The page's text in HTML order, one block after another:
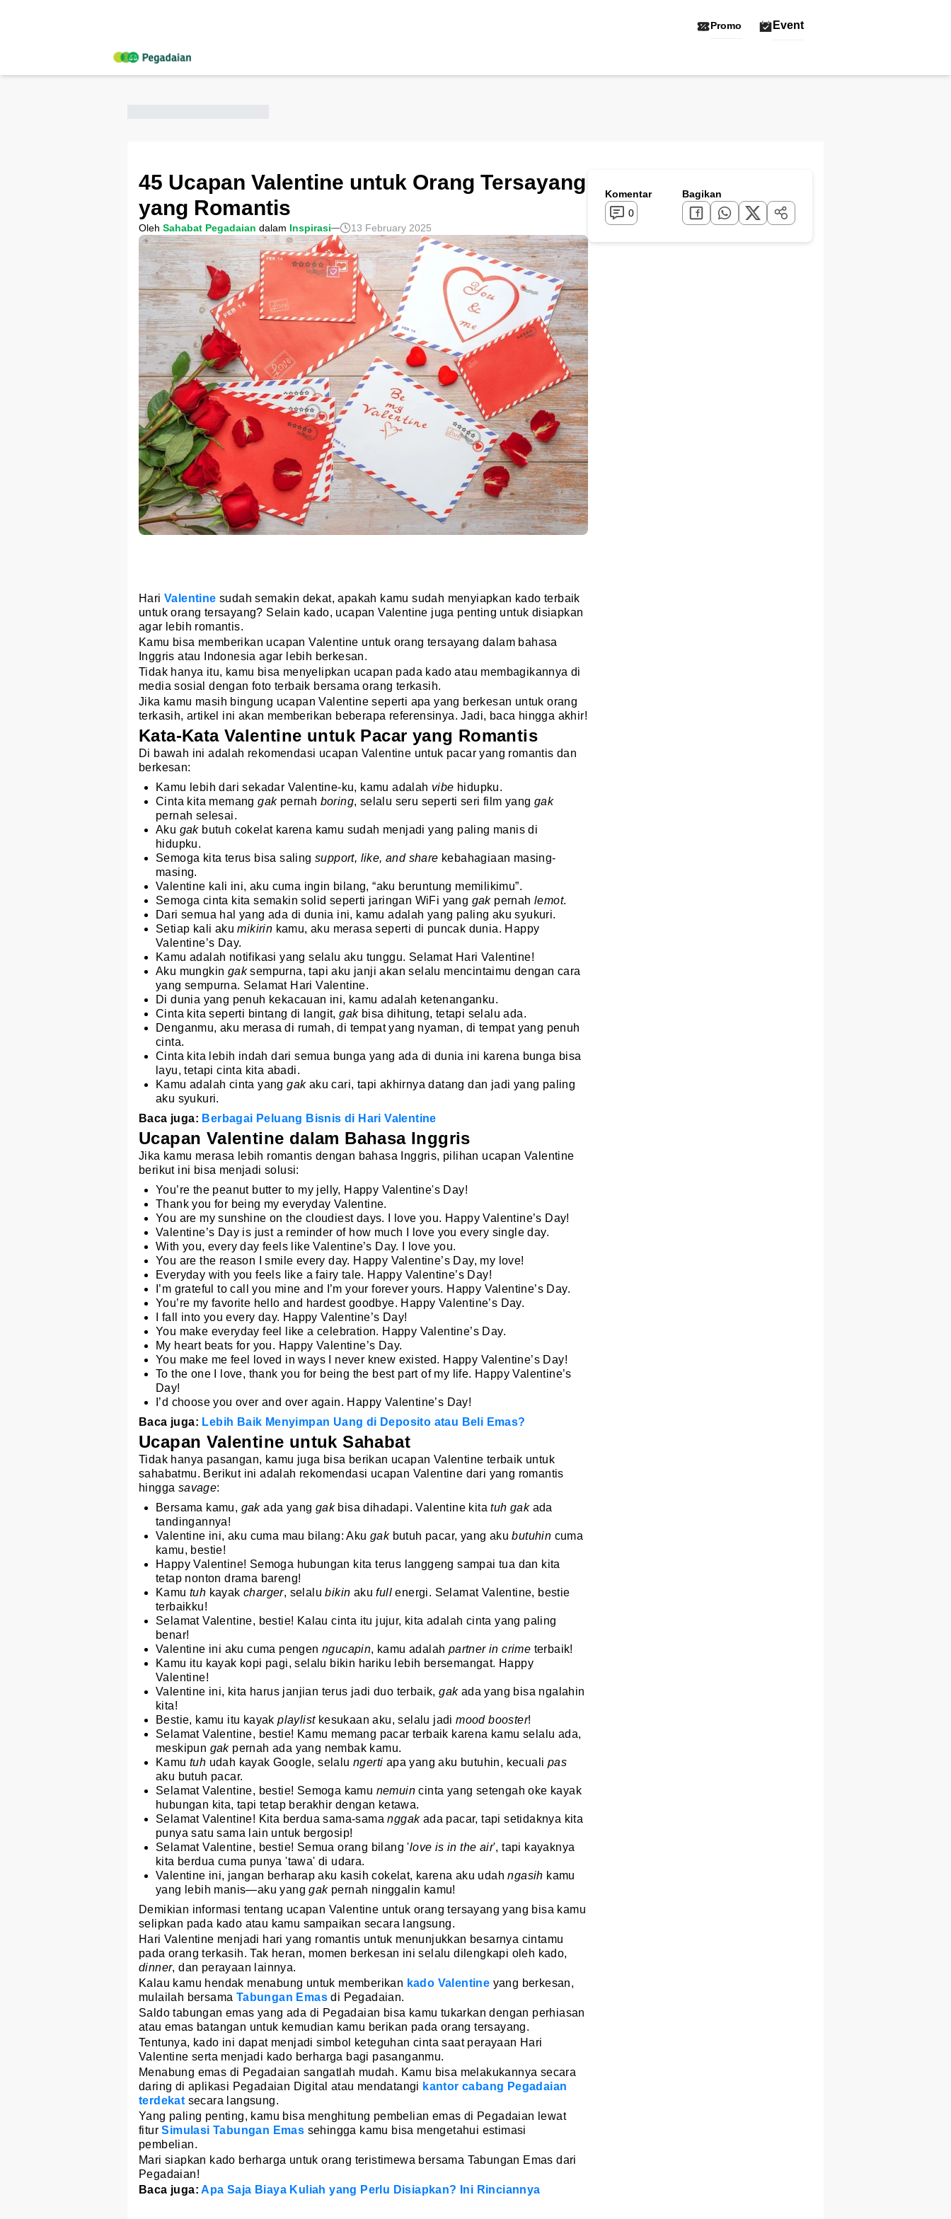
Promo Event
45 Ucapan Valentine untuk Orang Tersayang
yang Romantis
Oleh Sahabat Pegadaian dalam Inspirasi 13 February 2025
Hari Valentine sudah semakin dekat, apakah kamu sudah menyiapkan kado terbaik
untuk orang tersayang? Selain kado, ucapan Valentine juga penting untuk disiapkan
agar lebih romantis.
Kamu bisa memberikan ucapan Valentine untuk orang tersayang dalam bahasa
Inggris atau Indonesia agar lebih berkesan.
Tidak hanya itu, kamu bisa menyelipkan ucapan pada kado atau membagikannya di
media sosial dengan foto terbaik bersama orang terkasih.
Jika kamu masih bingung ucapan Valentine seperti apa yang berkesan untuk orang
terkasih, artikel ini akan memberikan beberapa referensinya. Jadi, baca hingga akhir!
Kata-Kata Valentine untuk Pacar yang Romantis
Di bawah ini adalah rekomendasi ucapan Valentine untuk pacar yang romantis dan
berkesan:
Kamu lebih dari sekadar Valentine-ku, kamu adalah vibe hidupku.
Cinta kita memanggakpernah boring, selalu seru seperti seri film yang gak
pernah selesai.
Aku gak butuh cokelat karena kamu sudah menjadi yang paling manis di
hidupku.
Semoga kita terus bisa saling support, like, and share kebahagiaan masing-
masing.
Valentine kali ini, aku cuma ingin bilang, “aku beruntung memilikimu”.
Semoga cinta kita semakin solid seperti jaringan WiFi yang gakpernahlemot.
Dari semua hal yang ada di dunia ini, kamu adalah yang paling aku syukuri.
Setiap kali akumikirin kamu, aku merasa seperti di puncak dunia. Happy
Valentine’s Day.
Kamu adalah notifikasi yang selalu aku tunggu. Selamat Hari Valentine!
Aku mungkin gaksempurna, tapi aku janji akan selalu mencintaimu dengan cara
yang sempurna. Selamat Hari Valentine.
Di dunia yang penuh kekacauan ini, kamu adalah ketenanganku.
Cinta kita seperti bintang di langit,gakbisa dihitung, tetapi selalu ada.
Denganmu, aku merasa di rumah, di tempat yang nyaman, di tempat yang penuh
cinta.
Cinta kita lebih indah dari semua bunga yang ada di dunia ini karena bunga bisa
layu, tetapi cinta kita abadi.
Kamu adalah cinta yanggak aku cari, tapi akhirnya datang dan jadi yang paling
aku syukuri.
Baca juga: Berbagai Peluang Bisnis di Hari Valentine
Ucapan Valentine dalam Bahasa Inggris
Jika kamu merasa lebih romantis dengan bahasa Inggris, pilihan ucapan Valentine
berikut ini bisa menjadi solusi:
You’re the peanut butter to my jelly, Happy Valentine's Day!
Thank you for being my everyday Valentine.
You are my sunshine on the cloudiest days. I love you. Happy Valentine’s Day!
Valentine’s Day is just a reminder of how much I love you every single day.
With you, every day feels like Valentine’s Day. I love you.
You are the reason I smile every day. Happy Valentine’s Day, my love!
Everyday with you feels like a fairy tale. Happy Valentine’s Day!
I’m grateful to call you mine and I’m your forever yours. Happy Valentine’s Day.
You’re my favorite hello and hardest goodbye. Happy Valentine’s Day.
I fall into you every day. Happy Valentine’s Day!
You make everyday feel like a celebration. Happy Valentine’s Day.
My heart beats for you. Happy Valentine’s Day.
You make me feel loved in ways I never knew existed. Happy Valentine’s Day!
To the one I love, thank you for being the best part of my life. Happy Valentine’s
Day!
I’d choose you over and over again. Happy Valentine’s Day!
Baca juga: Lebih Baik Menyimpan Uang di Deposito atau Beli Emas?
Ucapan Valentine untuk Sahabat
Tidak hanya pasangan, kamu juga bisa berikan ucapan Valentine terbaik untuk
sahabatmu. Berikut ini adalah rekomendasi ucapan Valentine dari yang romantis
hingga savage:
Bersama kamu, gakada yang gak bisa dihadapi. Valentine kitatuh gak ada
tandingannya!
Valentine ini, aku cuma mau bilang: Aku gak butuh pacar, yang akubutuhin cuma
kamu, bestie!
Happy Valentine! Semoga hubungan kita terus langgeng sampai tua dan kita
tetap nonton drama bareng!
Kamu tuh kayakcharger, selalubikin akufullenergi. Selamat Valentine, bestie
terbaikku!
Selamat Valentine, bestie! Kalau cinta itu jujur, kita adalah cinta yang paling
benar!
Valentine ini aku cuma pengen ngucapin, kamu adalah partner in crime terbaik!
Kamu itu kayak kopi pagi, selalu bikin hariku lebih bersemangat. Happy
Valentine!
Valentine ini, kita harus janjian terus jadi duo terbaik,gak ada yang bisa ngalahin
kita!
Bestie, kamu itu kayakplaylist kesukaan aku, selalu jadimood booster!
Selamat Valentine, bestie! Kamu memang pacar terbaik karena kamu selalu ada,
meskipun gak pernah ada yang nembak kamu.
Kamu tuh udah kayak Google, selalungerti apa yang aku butuhin, kecuali pas
aku butuh pacar.
Selamat Valentine, bestie! Semoga kamu nemuincinta yang setengah oke kayak
hubungan kita, tapi tetap berakhir dengan ketawa.
Selamat Valentine! Kita berdua sama-samanggak ada pacar, tapi setidaknya kita
punya satu sama lain untuk bergosip!
Selamat Valentine, bestie! Semua orang bilang 'love is in the air', tapi kayaknya
kita berdua cuma punya 'tawa' di udara.
Valentine ini, jangan berharap aku kasih cokelat, karena aku udahngasih kamu
yang lebih manis—aku yanggak pernah ninggalin kamu!
Demikian informasi tentang ucapan Valentine untuk orang tersayang yang bisa kamu
selipkan pada kado atau kamu sampaikan secara langsung.
Hari Valentine menjadi hari yang romantis untuk menunjukkan besarnya cintamu
pada orang terkasih. Tak heran, momen berkesan ini selalu dilengkapi oleh kado,
dinner, dan perayaan lainnya.
Kalau kamu hendak menabung untuk memberikan kado Valentine yang berkesan,
mulailah bersama Tabungan Emas di Pegadaian.
Saldo tabungan emas yang ada di Pegadaian bisa kamu tukarkan dengan perhiasan
atau emas batangan untuk kemudian kamu berikan pada orang tersayang.
Tentunya, kado ini dapat menjadi simbol keteguhan cinta saat perayaan Hari
Valentine serta menjadi kado berharga bagi pasanganmu.
Menabung emas di Pegadaian sangatlah mudah. Kamu bisa melakukannya secara
daring di aplikasi Pegadaian Digital atau mendatangi kantor cabang Pegadaian
terdekat secara langsung.
Yang paling penting, kamu bisa menghitung pembelian emas di Pegadaian lewat
fiturSimulasi Tabungan Emas sehingga kamu bisa mengetahui estimasi
pembelian.
Mari siapkan kado berharga untuk orang teristimewa bersama Tabungan Emas dari
Pegadaian!
Baca juga:Apa Saja Biaya Kuliah yang Perlu Disiapkan? Ini Rinciannya
Komentar
0
Bagikan